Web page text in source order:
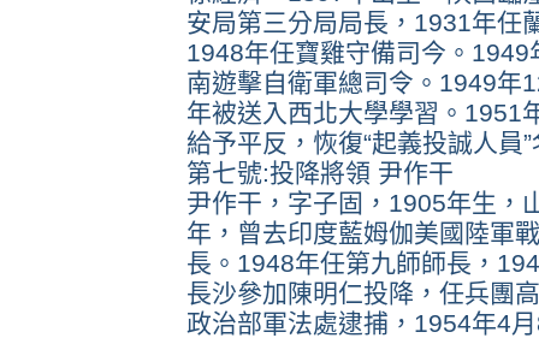
安局第三分局局長，1931年任
1948年任寶雞守備司今。
南遊擊自衛軍總司令。1949年
年被送入西北大學學習。1951
給予平反，恢復“起義投誠人員
第七號:投降將領 尹作干
尹作干，字子固，1905年生，
年，曾去印度藍姆伽美國陸軍
長。1948年任第九師師長，
長沙參加陳明仁投降，任兵團
政治部軍法處逮捕，1954年4